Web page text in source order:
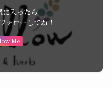
入ったら
ォローしてね！
Me